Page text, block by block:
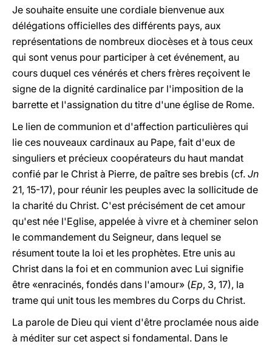
Je souhaite ensuite une cordiale bienvenue aux
délégations officielles des différents pays, aux
représentations de nombreux diocèses et à tous ceux
qui sont venus pour participer à cet événement, au
cours duquel ces vénérés et chers frères reçoivent le
signe de la dignité cardinalice par l'imposition de la
barrette et l'assignation du titre d'une église de Rome.
Le lien de communion et d'affection particulières qui
lie ces nouveaux cardinaux au Pape, fait d'eux de
singuliers et précieux coopérateurs du haut mandat
confié par le Christ à Pierre, de paître ses brebis (cf. Jn
21, 15-17), pour réunir les peuples avec la sollicitude de
la charité du Christ. C'est précisément de cet amour
qu'est née l'Eglise, appelée à vivre et à cheminer selon
le commandement du Seigneur, dans lequel se
résument toute la loi et les prophètes. Etre unis au
Christ dans la foi et en communion avec Lui signifie
être «enracinés, fondés dans l'amour» (Ep, 3, 17), la
trame qui unit tous les membres du Corps du Christ.
La parole de Dieu qui vient d'être proclamée nous aide
à méditer sur cet aspect si fondamental. Dans le